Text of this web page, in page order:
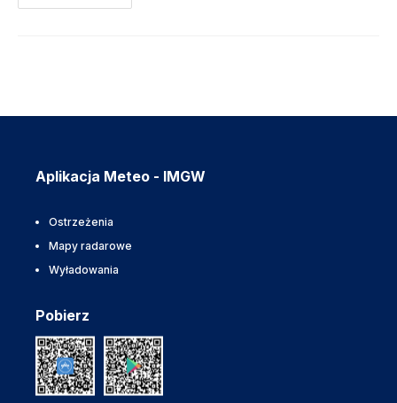
Aplikacja Meteo - IMGW
Ostrzeżenia
Mapy radarowe
Wyładowania
Pobierz